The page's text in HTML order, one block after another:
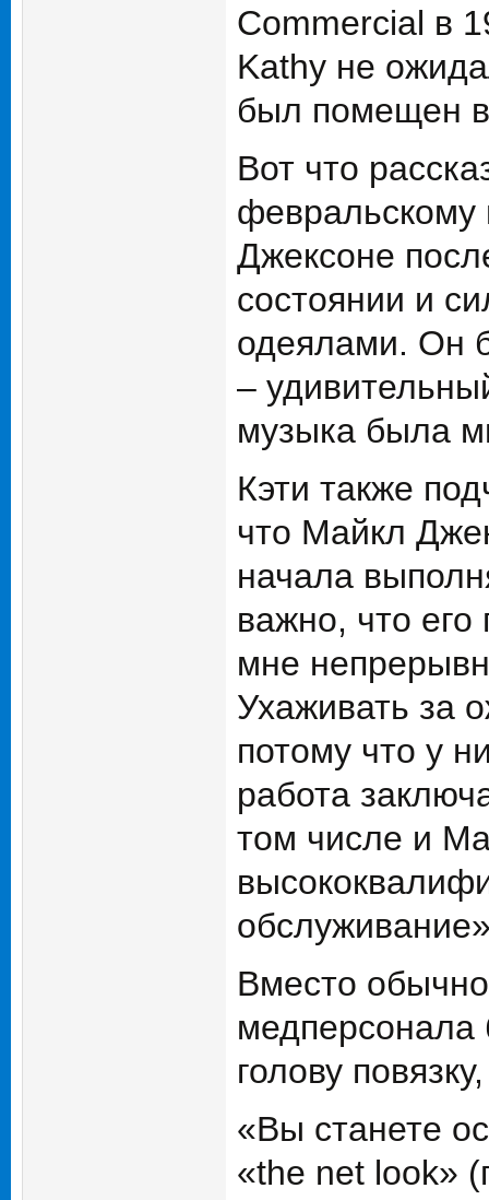
Commercial в
Kathy не
был помещен
Вот что
февральскому
Джексоне
состоянии и
одеялами. Он
–
музыка была
Кэти также
что Майкл
начала
важно, что
мне
Ухаживать за
потому что у
работа
том числе и
Вместо
медперсонала
голову
«Вы станете
«the net look»